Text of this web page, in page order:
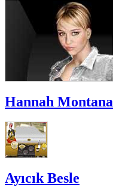
Hannah Montana
Ayıcık Besle